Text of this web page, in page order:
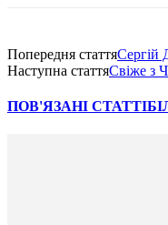
Попередня статтяСергій
Наступна статтяСвіже з
ПОВ'ЯЗАНІ СТАТТІ